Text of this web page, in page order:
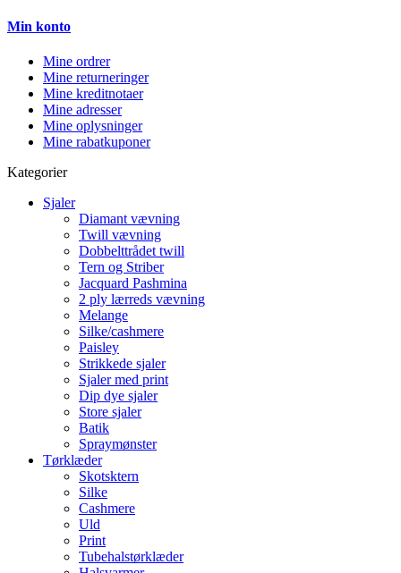
Min konto
Mine ordrer
Mine returneringer
Mine kreditnotaer
Mine adresser
Mine oplysninger
Mine rabatkuponer
Kategorier
Sjaler
Diamant vævning
Twill vævning
Dobbelttrådet twill
Tern og Striber
Jacquard Pashmina
2 ply lærreds vævning
Melange
Silke/cashmere
Paisley
Strikkede sjaler
Sjaler med print
Dip dye sjaler
Store sjaler
Batik
Spraymønster
Tørklæder
Skotsktern
Silke
Cashmere
Uld
Print
Tubehalstørklæder